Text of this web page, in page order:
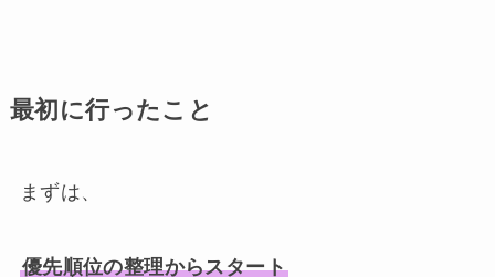
最初に行ったこと
まずは、
優先順位の整理からスタート